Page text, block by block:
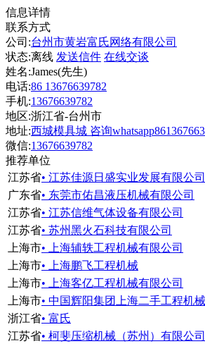
信息详情
联系方式
公司:台州市黄岩富氏网络有限公司
状态:离线 发送信件 在线交谈
姓名:James(先生)
电话:86 13676639782
手机:13676639782
地区:浙江省-台州市
地址:西城模具城 咨询
微信:13676639782
推荐单位
江苏省• 江苏佳源日盛实业发展有限公司
广东省• 东莞市佑昌液压机械有限公司
江苏省• 江苏信维气体设备有限公司
江苏省• 苏州黑火石科技有限公司
上海市• 上海辅轶工程机械有限公司
上海市• 上海鹏飞工程机械
上海市• 上海客亿工程机械有限公司
上海市• 中国辉阳集团上海二手工程机
浙江省• 富氏
江苏省• 柯斐压缩机械（苏州）有限公司